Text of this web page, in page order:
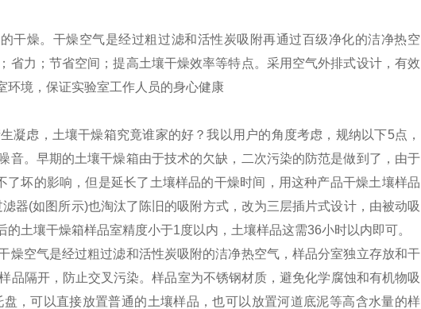
干燥。干燥空气是经过粗过滤和活性炭吸附再通过百级净化的洁净热空
力；节省空间；提高土壤干燥效率等特点。采用空气外排式设计，有效
环境，保证实验室工作人员的身心健康
虑，土壤干燥箱究竟谁家的好？我以用户的角度考虑，规纳以下5点，
音。 早期的土壤干燥箱由于技术的欠缺，二次污染的防范是做到了，由于
坏的影响，但是延长了土壤样品的干燥时间，用这种产品干燥土壤样品
器(如图所示)也淘汰了陈旧的吸附方式，改为三层插片式设计，由被动吸
土壤干燥箱样品室精度小于1度以内，土壤样品这需36小时以内即可。
空气是经过粗过滤和活性炭吸附的洁净热空气，样品分室独立存放和干
隔开，防止交叉污染。样品室为不锈钢材质，避免化学腐蚀和有机物吸
，可以直接放置普通的土壤样品，也可以放置河道底泥等高含水量的样